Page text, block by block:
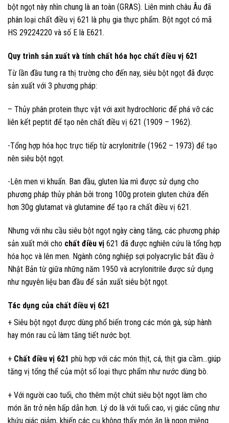
bột ngọt này nhìn chung là an toàn (GRAS). Liên minh châu Âu đã
phân loại chất điều vị 621 là phụ gia thực phẩm. Bột ngọt có mã
HS 29224220 và số E là E621.
Quy trình sản xuất và tính chất hóa học chất điều vị 621
Từ lần đầu tung ra thị trường cho đến nay, siêu bột ngọt đã được
sản xuất với 3 phương pháp:
– Thủy phân protein thực vật với axit hydrochloric để phá vỡ các
liên kết peptit để tạo nên chất điều vị 621 (1909 – 1962).
-Tổng hợp hóa học trực tiếp từ acrylonitrile (1962 – 1973) để tạo
nên siêu bột ngọt.
-Lên men vi khuẩn. Ban đầu, gluten lúa mì được sử dụng cho
phương pháp thủy phân bởi trong 100g protein gluten chứa đến
hơn 30g glutamat và glutamine để tạo ra chất điều vị 621.
Nhưng với nhu cầu siêu bột ngọt ngày càng tăng, các phương pháp
sản xuất mới cho chất điều vị 621 đã được nghiên cứu là tổng hợp
hóa học và lên men. Ngành công nghiệp sợi polyacrylic bắt đầu ở
Nhật Bản từ giữa những năm 1950 và acrylonitrile được sử dụng
như nguyên liệu ban đầu để sản xuất siêu bột ngọt.
Tác dụng của chất điều vị 621
+ Siêu bột ngọt được dùng phổ biến trong các món gà, súp hành
hay món rau củ làm tăng tiết nước bọt.
+ Chất điều vị 621 phù hợp với các món thịt, cá, thịt gia cầm…giúp
tăng vị tổng thể của một số loại thực phẩm như nước dùng bò.
+ Với người cao tuổi, cho thêm một chút siêu bột ngọt làm cho
món ăn trở nên hấp dẫn hơn. Lý do là với tuổi cao, vị giác cũng như
khứu giác giảm, khiến các cụ không thấy món ăn là ngon miệng.